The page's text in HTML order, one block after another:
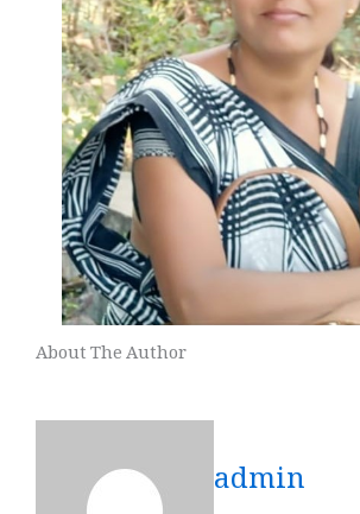
About The Author
admin